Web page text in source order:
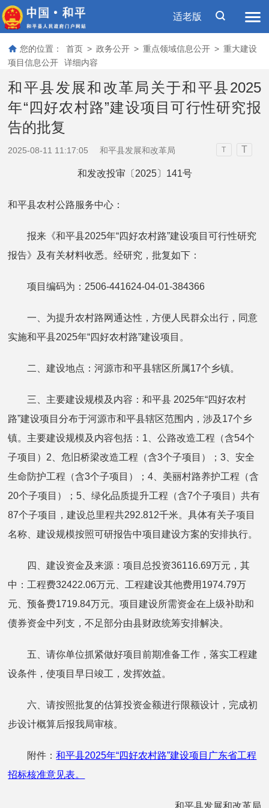
适老版
您的位置： 首页 > 政务公开 > 重点领域信息公开 > 重大建设
项目信息公开
详细内容
和平县发展和改革局关于和平县2025
年“四好农村路”建设项目可行性研究报
告的批复
2025-08-11 11:17:05 和平县发展和改革局 T T
和发改投审〔2025〕141号
和平县农村公路服务中心：
报来《和平县2025年“四好农村路”建设项目可行性研究
报告》及有关材料收悉。经研究，批复如下：
项目编码为：2506-441624-04-01-384366
一、为提升农村路网通达性，方便人民群众出行，同意
实施和平县2025年“四好农村路”建设项目。
二、建设地点：河源市和平县辖区所属17个乡镇。
三、主要建设规模及内容：和平县 2025年“四好农村
路”建设项目分布于河源市和平县辖区范围内，涉及17个乡
镇。主要建设规模及内容包括：1、公路改造工程（含54个
子项目）2、危旧桥梁改造工程（含3个子项目）；3、安全
生命防护工程（含3个子项目）；4、美丽村路养护工程（含
20个子项目）；5、绿化品质提升工程（含7个子项目）共有
87个子项目，建设总里程共292.812千米。具体有关子项目
名称、建设规模按照可研报告中项目建设方案的安排执行。
四、建设资金及来源：项目总投资36116.69万元，其
中：工程费32422.06万元、工程建设其他费用1974.79万
元、预备费1719.84万元。项目建设所需资金在上级补助和
债券资金中列支，不足部分由县财政统筹安排解决。
五、请你单位抓紧做好项目前期准备工作，落实工程建
设条件，使项目早日竣工，发挥效益。
六、请按照批复的估算投资金额进行限额设计，完成初
步设计概算后报我局审核。
附件：和平县2025年“四好农村路”建设项目广东省工程
招标核准意见表。
和平县发展和改革局